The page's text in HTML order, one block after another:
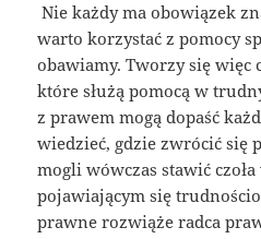
Nie każdy ma obowiązek
warto korzystać z pomocy
obawiamy. Tworzy się więc
które służą pomocą w
z prawem mogą dopaść
wiedzieć, gdzie zwrócić się
mogli wówczas stawić
pojawiającym się
prawne rozwiąże radca